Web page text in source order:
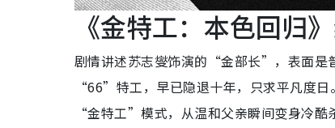
《金特工：本色回
剧情讲述苏志燮饰演的“金部长”，表面是
“66”特工，早已隐退十年，只求平凡度
“金特工”模式，从温和父亲瞬间变身冷酷